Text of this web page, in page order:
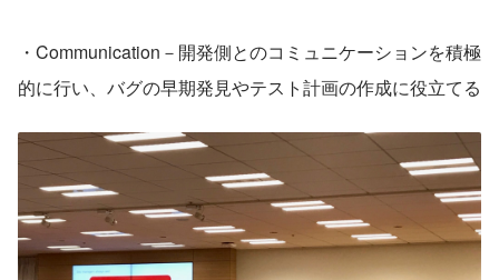
・Communication－開発側とのコミュニケーションを積極
的に行い、バグの早期発見やテスト計画の作成に役立てる